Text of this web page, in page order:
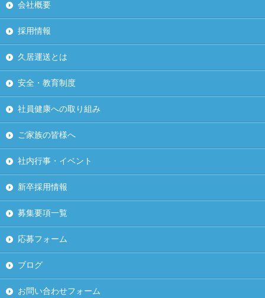
会社概要
採用情報
久居運送とは
安全・教育制度
社員健康への取り組み
ご家族の皆様へ
社内行事・イベント
新卒採用情報
募集要項一覧
応募フォーム
ブログ
お問い合わせフォーム